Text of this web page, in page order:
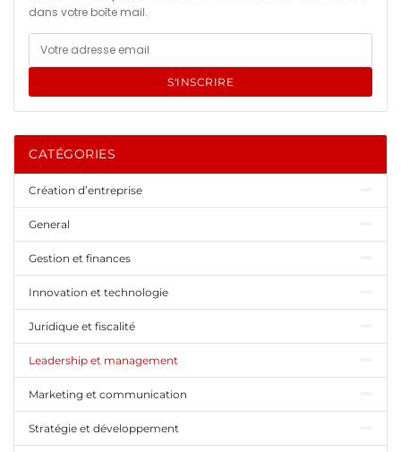
dans votre boîte mail.
S'INSCRIRE
CATÉGORIES
Création d’entreprise
General
Gestion et finances
Innovation et technologie
Juridique et fiscalité
Leadership et management
Marketing et communication
Stratégie et développement